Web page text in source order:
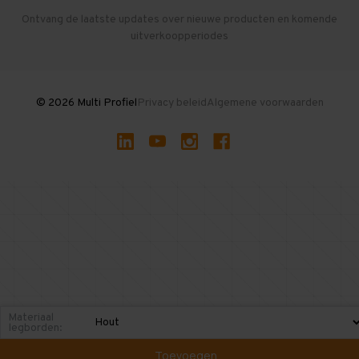
Gebruikte entresolvloeren
Ontvang de laatste updates over nieuwe producten en komende
uitverkoopperiodes
© 2026 Multi ProfielPrivacy beleidAlgemene voorwaarden
Materiaal
legborden:
Toevoegen